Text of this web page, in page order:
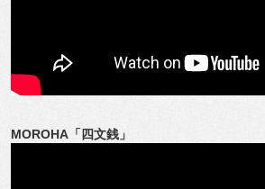
MOROHA「四文銭」